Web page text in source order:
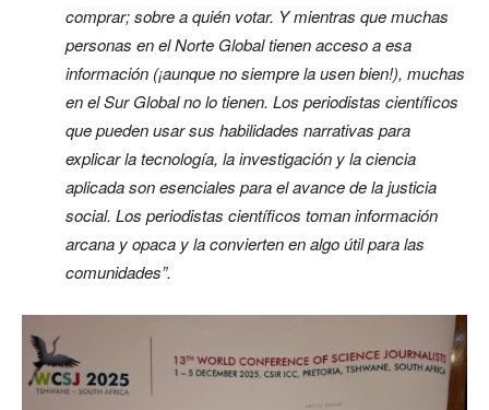
comprar; sobre a quién votar. Y mientras que muchas
personas en el Norte Global tienen acceso a esa
información (¡aunque no siempre la usen bien!), muchas
en el Sur Global no lo tienen. Los periodistas científicos
que pueden usar sus habilidades narrativas para
explicar la tecnología, la investigación y la ciencia
aplicada son esenciales para el avance de la justicia
social. Los periodistas científicos toman información
arcana y opaca y la convierten en algo útil para las
comunidades”.